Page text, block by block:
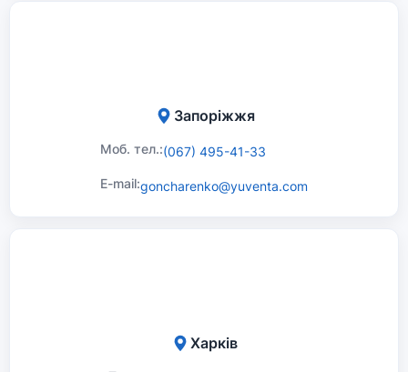
Запоріжжя
Моб. тел.:(067) 495-41-33
E-mail:goncharenko@yuventa.com
Харків